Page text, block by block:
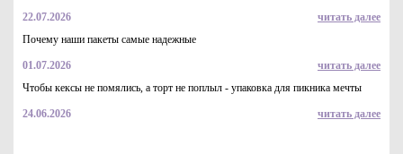
29.7 Купить
22.07.2026
читать далее
Почему наши пакеты самые надежные
01.07.2026
читать далее
Чтобы кексы не помялись, а торт не поплыл - упаковка для пикника мечты
24.06.2026 читать далее